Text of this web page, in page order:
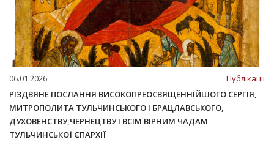
06.01.2026
Публікації
РІЗДВЯНЕ ПОСЛАННЯ ВИСОКОПРЕОСВЯЩЕННІЙШОГО СЕРГІЯ,
МИТРОПОЛИТА ТУЛЬЧИНСЬКОГО І БРАЦЛАВСЬКОГО,
ДУХОВЕНСТВУ,ЧЕРНЕЦТВУ І ВСІМ ВІРНИМ ЧАДАМ
ТУЛЬЧИНСЬКОЇ ЄПАРХІЇ